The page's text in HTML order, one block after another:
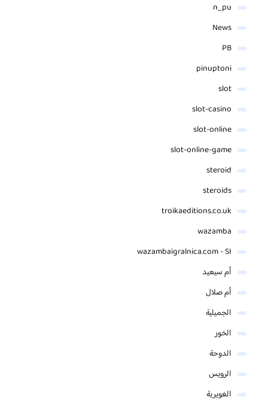
n_pu
News
PB
pinuptoni
slot
slot-casino
slot-online
slot-online-game
steroid
steroids
troikaeditions.co.uk
wazamba
wazambaigralnica.com - SI
أم سيعيد
أم صلال
الجميلية
الخور
الدوحة
الرويس
الغويرية